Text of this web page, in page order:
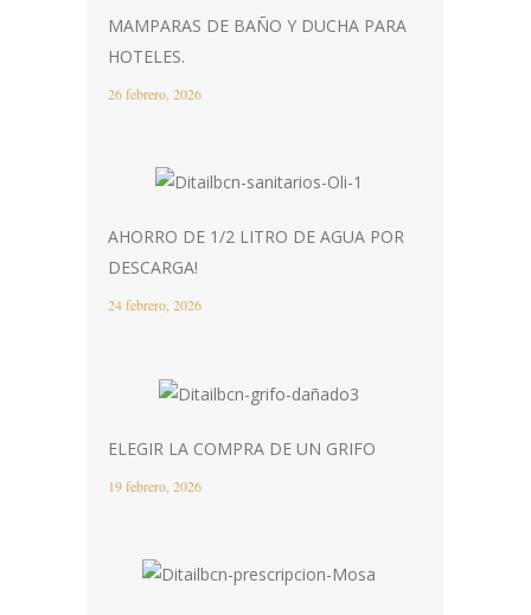
MAMPARAS DE BAÑO Y DUCHA PARA
HOTELES.
26 febrero, 2026
AHORRO DE 1/2 LITRO DE AGUA POR
DESCARGA!
24 febrero, 2026
ELEGIR LA COMPRA DE UN GRIFO
19 febrero, 2026